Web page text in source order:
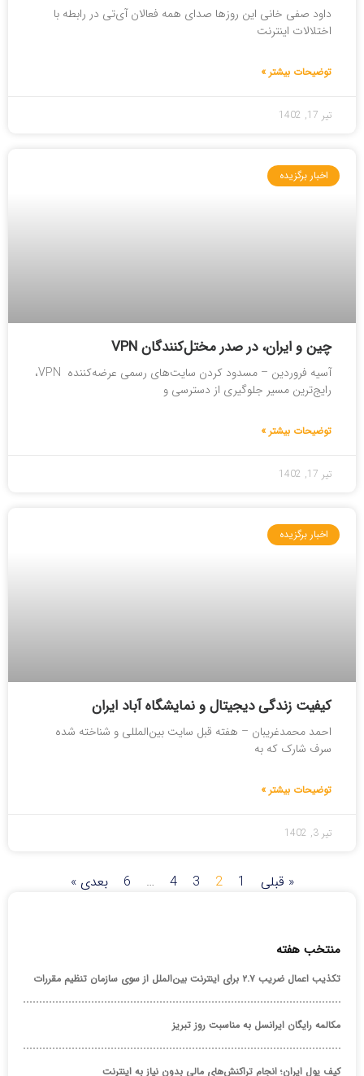
داود صفی خانی این روزها صدای همه فعالان آی‌تی در رابطه با
اختلالات اینترنت
توضیحات بیشتر »
تیر 17, 1402
اخبار برگزیده
چین و ایران، در صدر مختل‌کنندگان VPN
آسیه فروردین – مسدود کردن سایت‌های رسمی عرضه‌کننده VPN،
رایج‌ترین مسیر جلوگیری از دسترسی و
توضیحات بیشتر »
تیر 17, 1402
اخبار برگزیده
کیفیت زندگی دیجیتال و نمایشگاه آباد ایران
احمد محمدغریبان – هفته قبل سایت بین‌المللی و شناخته شده
سرف شارک که به
توضیحات بیشتر »
تیر 3, 1402
« قبلی 1
2
3
4
…
6 بعدی »
منتخب هفته
تکذیب اعمال ضریب ۲.۷ برای اینترنت بین‌الملل از سوی سازمان تنظیم مقررات
مکالمه رایگان ایرانسل به مناسبت روز تبریز
کیف پول ایران؛ انجام تراکنش‌های مالی بدون نیاز به اینترنت